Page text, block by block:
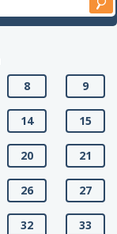
8 9
14 15
20 21
26 27
32 33